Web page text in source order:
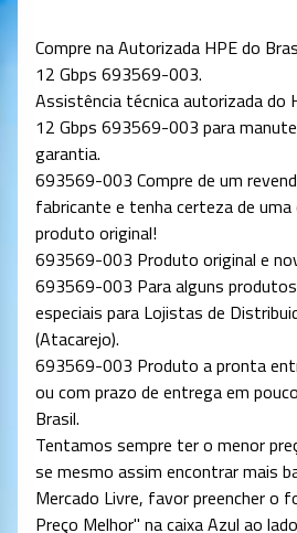
Compre na Autorizada HPE do
12 Gbps 693569-003.
Assistência técnica autorizada do
12 Gbps 693569-003 para
garantia.
693569-003 Compre de um
fabricante e tenha certeza de uma
produto original!
693569-003 Produto original e
693569-003 Para alguns
especiais para Lojistas de
(Atacarejo).
693569-003 Produto a pronta
ou com prazo de entrega em
Brasil.
Tentamos sempre ter o menor
se mesmo assim encontrar mais
Mercado Livre, favor preencher o
Preço Melhor" na caixa Azul ao